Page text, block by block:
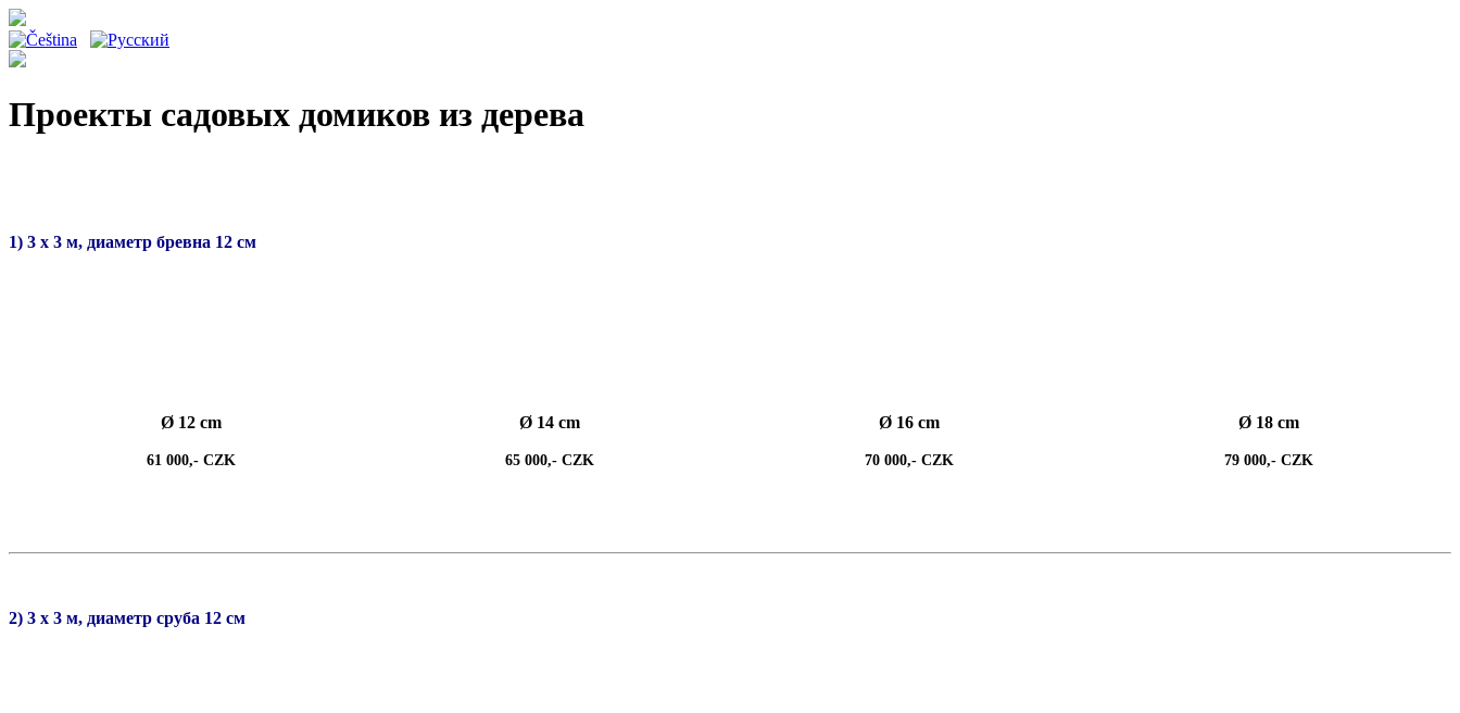
Проекты садовых домиков из дерева
1) 3 х 3 м, диаметр бревна 12 см
Ø 12 cm
61 000,- CZK
Ø 14 cm
65 000,- CZK
Ø 16 cm
70 000,- CZK
Ø 18 cm
79 000,- CZK
2) 3 х 3 м, диаметр сруба 12 см